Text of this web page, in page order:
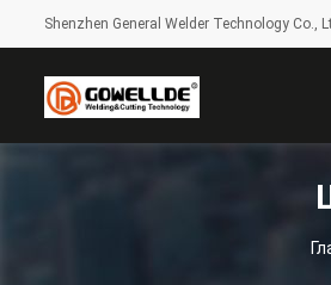
Shenzhen General Welder Technology Co.,